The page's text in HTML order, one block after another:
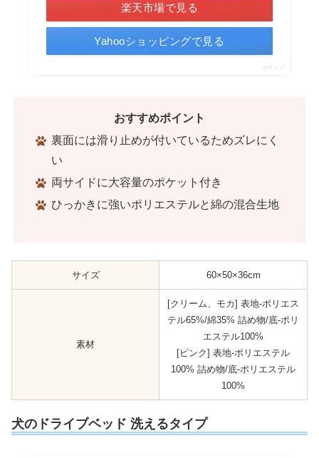
楽天市場で見る
Yahooショッピングで見る
ポチップ
おすすめポイント
裏面には滑り止めが付いているためズレにく
い
両サイドに大容量のポケット付き
ひっかきに強いポリエステルと綿の混合生地
サイズ 60×50×36cm
素材
[クリーム、モカ] 表地-ポリエス
テル65%/綿35% 詰め物/底-ポリ
エステル100%
[ピンク] 表地-ポリエステル
100% 詰め物/底-ポリエステル
100%
犬のドライブベッド 洗えるタイプ